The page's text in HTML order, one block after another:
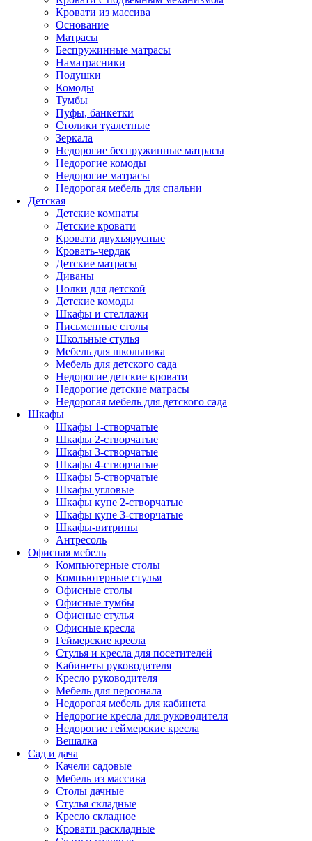
Кровати из массива
Основание
Матрасы
Беспружинные матрасы
Наматрасники
Подушки
Комоды
Тумбы
Пуфы, банкетки
Столики туалетные
Зеркала
Недорогие беспружинные матрасы
Недорогие комоды
Недорогие матрасы
Недорогая мебель для спальни
Детская
Детские комнаты
Детские кровати
Кровати двухъярусные
Кровать-чердак
Детские матрасы
Диваны
Полки для детской
Детские комоды
Шкафы и стеллажи
Письменные столы
Школьные стулья
Мебель для школьника
Мебель для детского сада
Недорогие детские кровати
Недорогие детские матрасы
Недорогая мебель для детского сада
Шкафы
Шкафы 1-створчатые
Шкафы 2-створчатые
Шкафы 3-створчатые
Шкафы 4-створчатые
Шкафы 5-створчатые
Шкафы угловые
Шкафы купе 2-створчатые
Шкафы купе 3-створчатые
Шкафы-витрины
Антресоль
Офисная мебель
Компьютерные столы
Компьютерные стулья
Офисные столы
Офисные тумбы
Офисные стулья
Офисные кресла
Геймерские кресла
Стулья и кресла для посетителей
Кабинеты руководителя
Кресло руководителя
Мебель для персонала
Недорогая мебель для кабинета
Недорогие кресла для руководителя
Недорогие геймерские кресла
Вешалка
Сад и дача
Качели садовые
Мебель из массива
Столы дачные
Стулья складные
Кресло складное
Кровати раскладные